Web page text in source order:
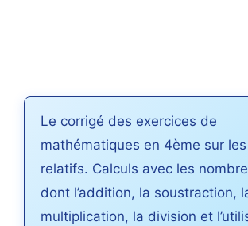
Le corrigé des exercices de
mathématiques en 4ème sur
relatifs. Calculs avec les
dont l’addition, la soustraction,
multiplication, la division et